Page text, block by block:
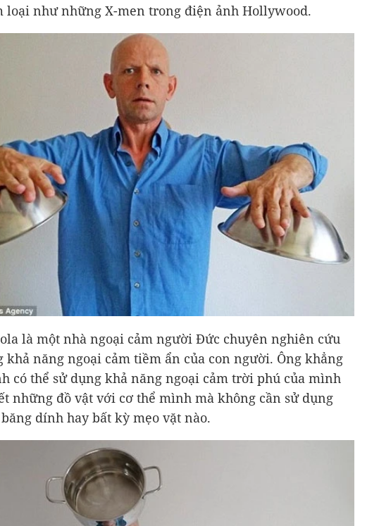
loại như những X-men trong điện ảnh Hollywood.
là một nhà ngoại cảm người Đức chuyên nghiên cứu
khả năng ngoại cảm tiềm ẩn của con người. Ông khẳng
có thể sử dụng khả năng ngoại cảm trời phú của mình
những đồ vật với cơ thể mình mà không cần sử dụng
dính hay bất kỳ mẹo vặt nào.